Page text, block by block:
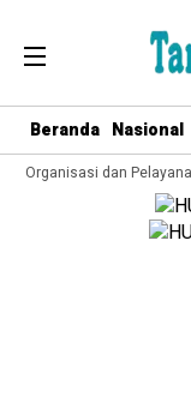
Beranda Nasional
dan Pelayanan